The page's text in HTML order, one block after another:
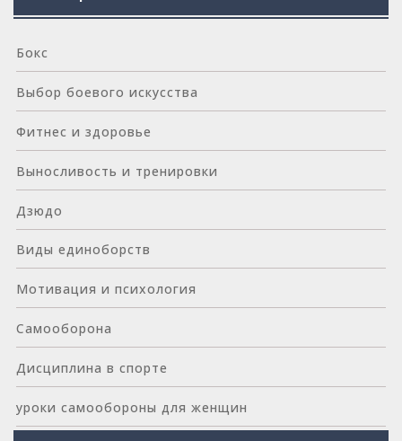
Бокс
Выбор боевого искусства
Фитнес и здоровье
Выносливость и тренировки
Дзюдо
Виды единоборств
Мотивация и психология
Самооборона
Дисциплина в спорте
уроки самообороны для женщин